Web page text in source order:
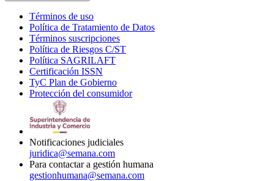
Términos de uso
in
new
window
Política de Tratamiento de Datos
Términos suscripciones
in
Política de Riesgos C/ST
Política SAGRILAFT
new
window
Certificación ISSN
in
new
TyC Plan de Gobierno
in
Protección del consumidorOpens
Notificaciones judiciales
juridica@semana.com
Para contactar a gestión humana
gestionhumana@semana.com